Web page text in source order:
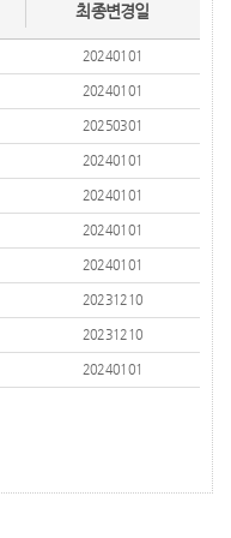
최종변경일
20240101
20240101
20250301
20240101
20240101
20240101
20240101
20231210
20231210
20240101